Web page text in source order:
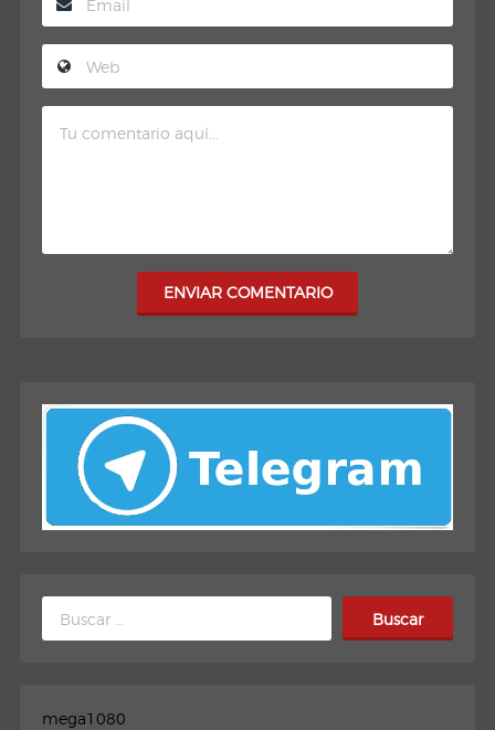
ENVIAR COMENTARIO
mega1080